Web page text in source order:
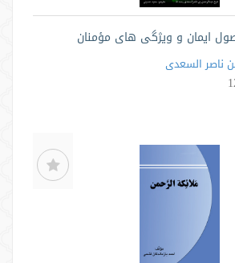
ایمان و ویژگی های مؤمنان
ناصر السعدی